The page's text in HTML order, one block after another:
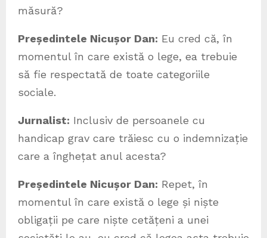
măsură?
Președintele Nicușor Dan: Eu cred că, în
momentul în care există o lege, ea trebuie
să fie respectată de toate categoriile
sociale.
Jurnalist: Inclusiv de persoanele cu
handicap grav care trăiesc cu o indemnizație
care a înghețat anul acesta?
Președintele Nicușor Dan: Repet, în
momentul în care există o lege și niște
obligații pe care niște cetățeni a unei